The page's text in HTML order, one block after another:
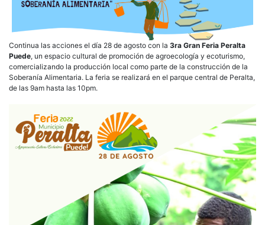
Continua las acciones el día 28 de agosto con la 3ra Gran Feria Peralta
Puede, un espacio cultural de promoción de agroecología y ecoturismo,
comercializando la producción local como parte de la construcción de la
Soberanía Alimentaria. La feria se realizará en el parque central de Peralta,
de las 9am hasta las 10pm.